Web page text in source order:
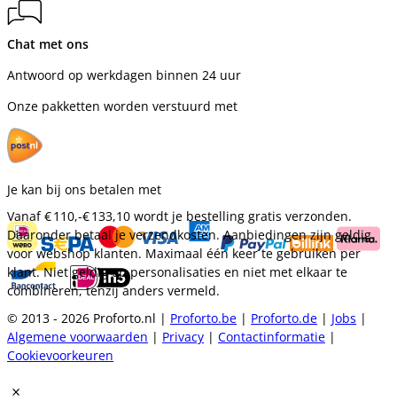
Chat met ons
Antwoord op werkdagen binnen 24 uur
Onze pakketten worden verstuurd met
Je kan bij ons betalen met
Vanaf€ 110,-€ 133,10 wordt je bestelling gratis verzonden.
Daaronder betaal je verzendkosten. Aanbiedingen zijn geldig
voor webshop klanten. Maximaal één keer te gebruiken per
klant. Niet geldig op personalisaties en niet met elkaar te
combineren, tenzij anders vermeld.
© 2013 - 2026 Proforto.nl | Proforto.be | Proforto.de | Jobs |
Algemene voorwaarden | Privacy | Contactinformatie |
Cookievoorkeuren